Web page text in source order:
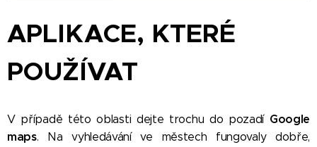
APLIKACE, KTERÉ
POUŽÍVAT
V případě této oblasti dejte trochu do pozadí Google
maps. Na vyhledávání ve městech fungovaly dobře,